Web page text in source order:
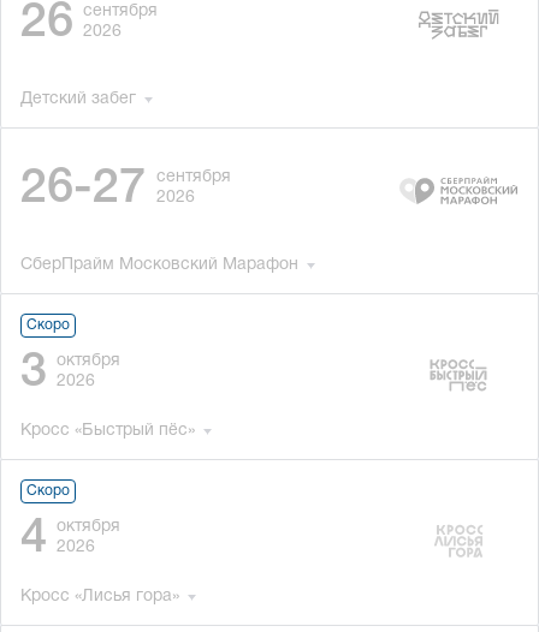
26
сентября
2026
Детский забег
26-27
сентября
2026
СберПрайм Московский Марафон
Скоро
3
октября
2026
Кросс «Быстрый пёс»
Скоро
4
октября
2026
Кросс «Лисья гора»